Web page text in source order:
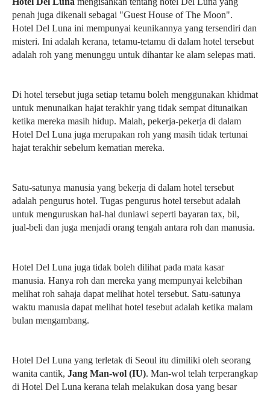
penah juga dikenali sebagai "Guest House of The Moon".
Hotel Del Luna ini mempunyai keunikannya yang tersendiri dan
misteri. Ini adalah kerana, tetamu-tetamu di dalam hotel tersebut
adalah roh yang menunggu untuk dihantar ke alam selepas mati.
Di hotel tersebut juga setiap tetamu boleh menggunakan khidmat
untuk menunaikan hajat terakhir yang tidak sempat ditunaikan
ketika mereka masih hidup. Malah, pekerja-pekerja di dalam
Hotel Del Luna juga merupakan roh yang masih tidak tertunai
hajat terakhir sebelum kematian mereka.
Satu-satunya manusia yang bekerja di dalam hotel tersebut
adalah pengurus hotel. Tugas pengurus hotel tersebut adalah
untuk menguruskan hal-hal duniawi seperti bayaran tax, bil,
jual-beli dan juga menjadi orang tengah antara roh dan manusia.
Hotel Del Luna juga tidak boleh dilihat pada mata kasar
manusia. Hanya roh dan mereka yang mempunyai kelebihan
melihat roh sahaja dapat melihat hotel tersebut. Satu-satunya
waktu manusia dapat melihat hotel tesebut adalah ketika malam
bulan mengambang.
Hotel Del Luna yang terletak di Seoul itu dimiliki oleh seorang
wanita cantik, Jang Man-wol (IU). Man-wol telah terperangkap
di Hotel Del Luna kerana telah melakukan dosa yang besar